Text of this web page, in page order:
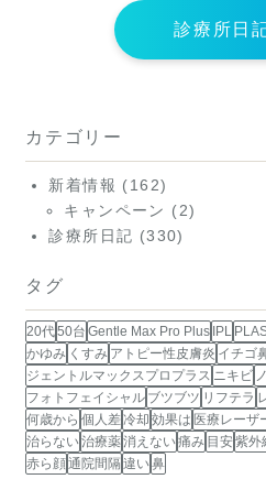
診療所日
カテゴリー
新着情報 (162)
キャンペーン (2)
診療所日記 (330)
タグ
20代50台 Gentle Max Pro Plus IPL
かゆみ くすみ アトピー性皮膚炎 イチゴ
ジェントルマックスプロプラス ニキビ
フォトフェイシャル ブツブツ リフテラ
何歳から 個人差冷却 効果は 医療レーザ
治らない治療薬消えない痛み 目安紫外
赤ら顔通院間隔 違い鼻